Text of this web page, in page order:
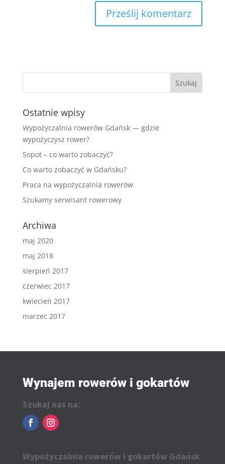
Ostatnie wpisy
Wypożyczalnia rowerów Gdańsk — gdzie
wypożyczysz rower?
Sopot – co warto zobaczyć?
Co warto zobaczyć w Gdańsku?
Praca na wypożyczalnia rowerów
Szukamy serwisant rowerowy
Archiwa
maj 2020
maj 2018
sierpień 2017
czerwiec 2017
kwiecień 2017
marzec 2017
Wynajem rowerów i gokartów
Szukaj nas na:
Wypożyczalnia rowerów i gokartów Gdańsk